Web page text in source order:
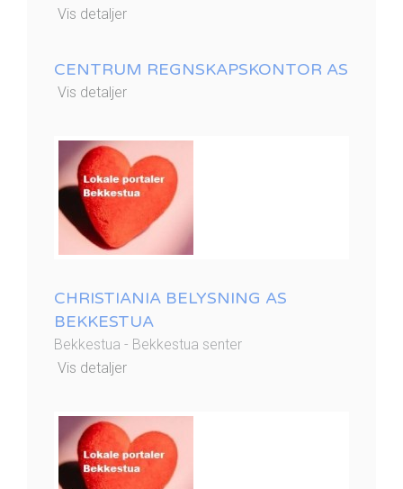
Vis detaljer
CENTRUM REGNSKAPSKONTOR AS
Vis detaljer
CHRISTIANIA BELYSNING AS
BEKKESTUA
Bekkestua - Bekkestua senter
Vis detaljer